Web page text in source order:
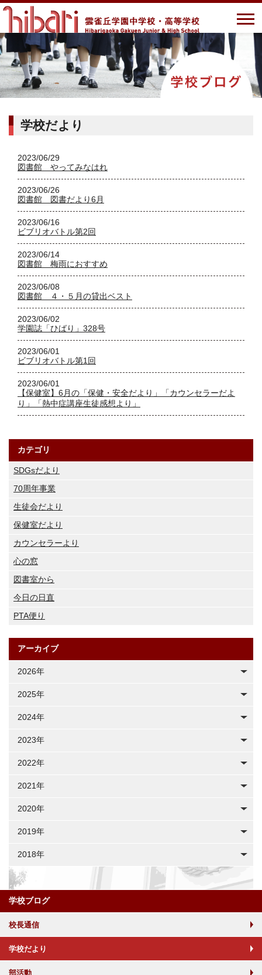
学校だより
2023/06/29
図書館 やってみなはれ
2023/06/26
図書館 図書だより6月
2023/06/16
ビブリオバトル第2回
2023/06/14
図書館 梅雨におすすめ
2023/06/08
図書館 ４・５月の貸出ベスト
2023/06/02
学園誌「ひばり」328号
2023/06/01
ビブリオバトル第1回
2023/06/01
【保健室】6月の「保健・安全だより」「カウンセラーだよ
り」「熱中症講座生徒感想より」
カテゴリ
SDGsだより
70周年事業
生徒会だより
保健室だより
カウンセラーより
心の窓
図書室から
今日の日直
PTA便り
アーカイブ
2026年
2025年
2024年
2023年
2022年
2021年
2020年
2019年
2018年
学校ブログ
校長通信
学校だより
部活動